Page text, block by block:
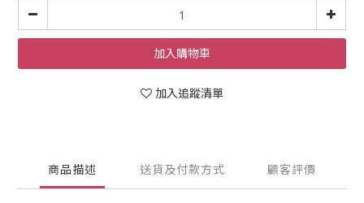
加入購物車
加入追蹤清單
商品描述 送貨及付款方式 顧客評價